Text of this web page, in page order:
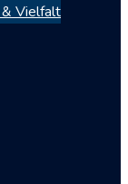
Vielfalt